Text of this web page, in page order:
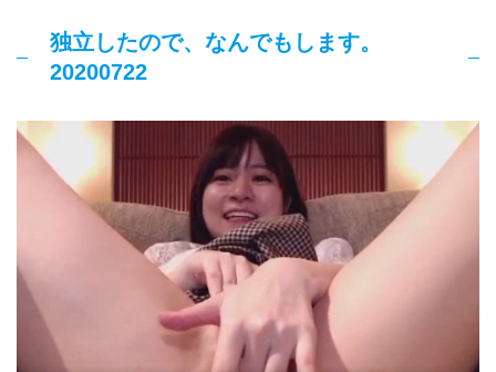
独立したので、なんでもします。
20200722